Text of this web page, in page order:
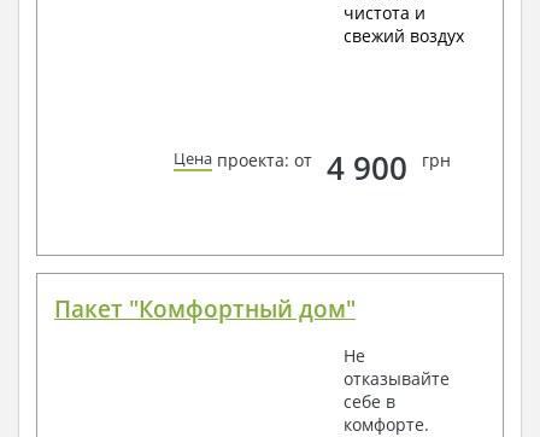
чистота и
свежий воздух
Цена проекта: от 4 900 грн
Пакет "Комфортный дом"
Не
отказывайте
себе в
комфорте.